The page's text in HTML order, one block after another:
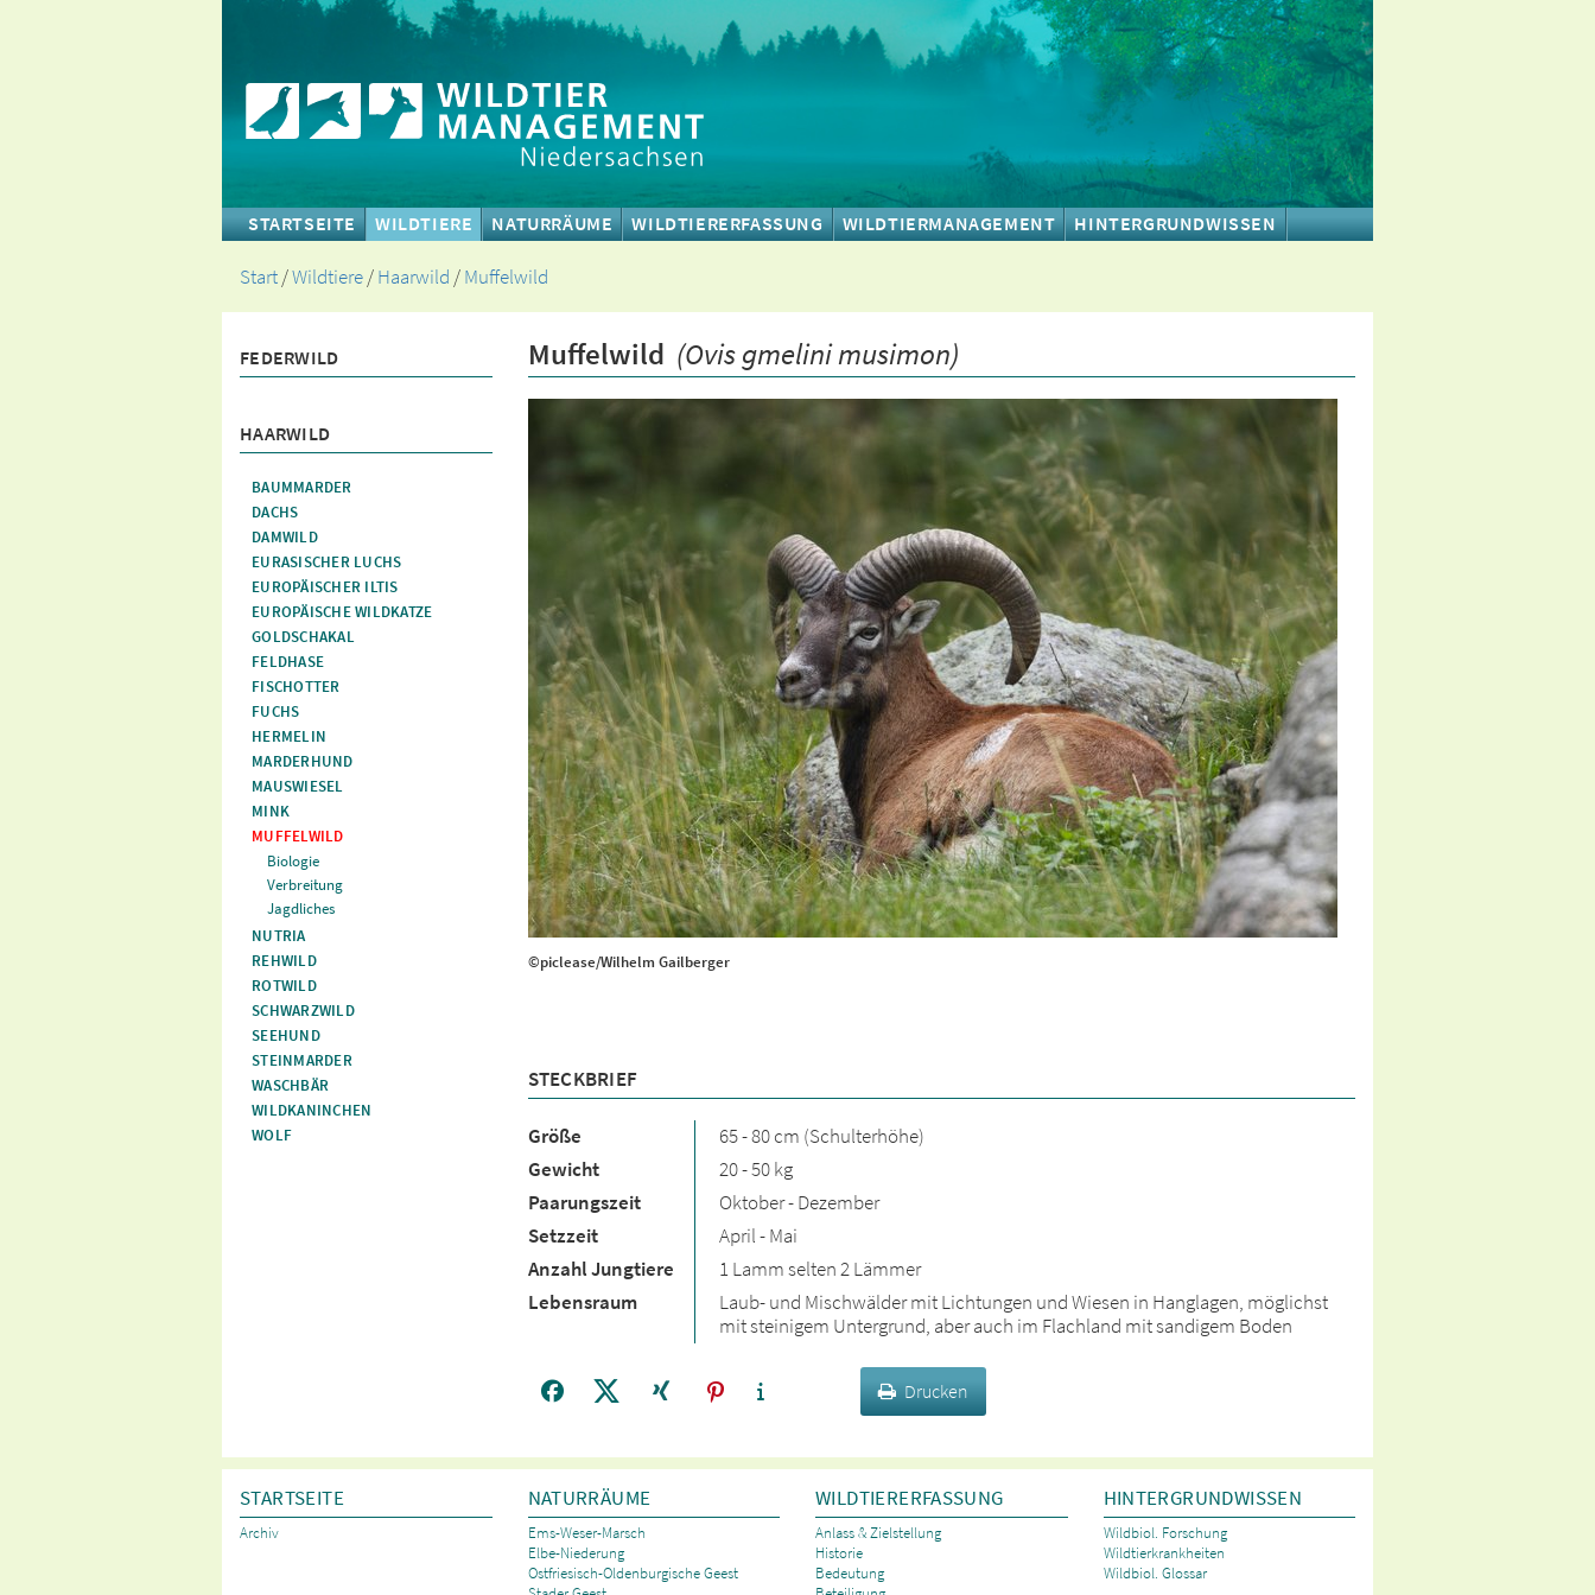
STARTSEITE WILDTIERE NATURRÄUME WILDTIERERFASSUNG WILDTIERMANAGEMENT HINTERGRUNDWISSEN
Start/Wildtiere/Haarwild /Muffelwild
FEDERWILD
HAARWILD
BAUMMARDER
DACHS
DAMWILD
EURASISCHER LUCHS
EUROPÄISCHER ILTIS
EUROPÄISCHE WILDKATZE
GOLDSCHAKAL
FELDHASE
FISCHOTTER
FUCHS
HERMELIN
MARDERHUND
MAUSWIESEL
MINK
MUFFELWILD
Biologie
Verbreitung
Jagdliches
NUTRIA
REHWILD
ROTWILD
SCHWARZWILD
SEEHUND
STEINMARDER
WASCHBÄR
WILDKANINCHEN
WOLF
Muffelwild (Ovis gmelini musimon)
©piclease/Wilhelm Gailberger
STECKBRIEF
Größe
65 - 80 cm (Schulterhöhe)
Gewicht
20 - 50 kg
Paarungszeit
Oktober - Dezember
Setzzeit
April - Mai
Anzahl Jungtiere
1 Lamm selten 2 Lämmer
Lebensraum
Laub- und Mischwälder mit Lichtungen und Wiesen in Hanglagen, möglichst
mit steinigem Untergrund, aber auch im Flachland mit sandigem Boden
Drucken
STARTSEITE
Archiv
NATURRÄUME
Ems-Weser-Marsch
Elbe-Niederung
Ostfriesisch-Oldenburgische Geest
WILDTIERERFASSUNG
Anlass & Zielstellung
Historie
Bedeutung
HINTERGRUNDWISSEN
Wildbiol. Forschung
Wildtierkrankheiten
Wildbiol. Glossar